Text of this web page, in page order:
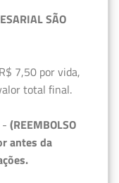
SÃO
7,50 por vida,
total final.
(REEMBOLSO
antes da